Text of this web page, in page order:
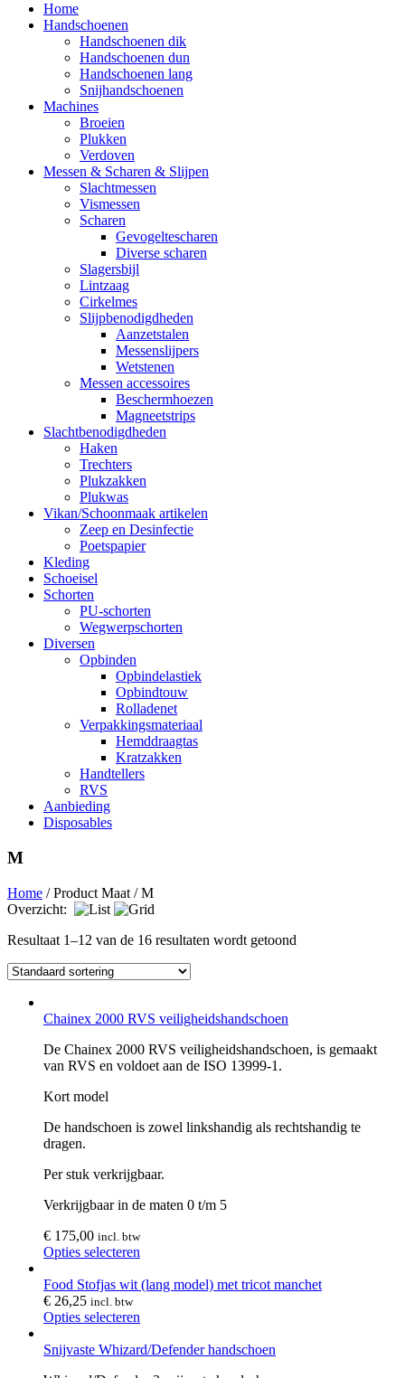
Home
Handschoenen
Handschoenen dik
Handschoenen dun
Handschoenen lang
Snijhandschoenen
Machines
Broeien
Plukken
Verdoven
Messen & Scharen & Slijpen
Slachtmessen
Vismessen
Scharen
Gevogeltescharen
Diverse scharen
Slagersbijl
Lintzaag
Cirkelmes
Slijpbenodigdheden
Aanzetstalen
Messenslijpers
Wetstenen
Messen accessoires
Beschermhoezen
Magneetstrips
Slachtbenodigdheden
Haken
Trechters
Plukzakken
Plukwas
Vikan/Schoonmaak artikelen
Zeep en Desinfectie
Poetspapier
Kleding
Schoeisel
Schorten
PU-schorten
Wegwerpschorten
Diversen
Opbinden
Opbindelastiek
Opbindtouw
Rolladenet
Verpakkingsmateriaal
Hemddraagtas
Kratzakken
Handtellers
RVS
Aanbieding
Disposables
M
Home / Product Maat / M
Overzicht:
Resultaat 1–12 van de 16 resultaten wordt getoond
Chainex 2000 RVS veiligheidshandschoen
De Chainex 2000 RVS veiligheidshandschoen, is gemaakt
van RVS en voldoet aan de ISO 13999-1.
Kort model
De handschoen is zowel linkshandig als rechtshandig te
dragen.
Per stuk verkrijgbaar.
Verkrijgbaar in de maten 0 t/m 5
€ 175,00 incl. btw
Opties selecteren
Food Stofjas wit (lang model) met tricot manchet
€ 26,25 incl. btw
Opties selecteren
Snijvaste Whizard/Defender handschoen